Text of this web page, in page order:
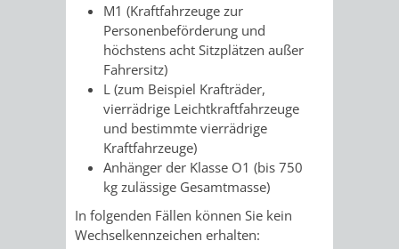
FÜR
M1 (Kraftfahrzeuge zur
Personenbeförderung und
höchstens acht Sitzplätzen außer
Fahrersitz)
L (zum Beispiel Krafträder,
vierrädrige Leichtkraftfahrzeuge
und bestimmte vierrädrige
Kraftfahrzeuge)
Anhänger der Klasse O1 (bis 750
kg zulässige Gesamtmasse)
In folgenden Fällen können Sie kein
Wechselkennzeichen erhalten: